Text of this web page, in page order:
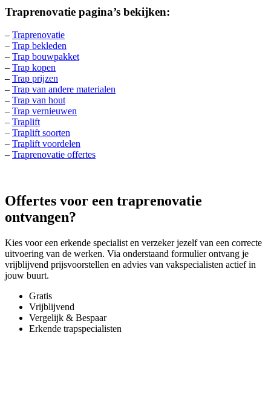
Traprenovatie pagina’s bekijken:
– Traprenovatie
– Trap bekleden
– Trap bouwpakket
– Trap kopen
– Trap prijzen
– Trap van andere materialen
– Trap van hout
– Trap vernieuwen
– Traplift
– Traplift soorten
– Traplift voordelen
– Traprenovatie offertes
Offertes voor een traprenovatie
ontvangen?
Kies voor een erkende specialist en verzeker jezelf van een correcte
uitvoering van de werken. Via onderstaand formulier ontvang je
vrijblijvend prijsvoorstellen en advies van vakspecialisten actief in
jouw buurt.
Gratis
Vrijblijvend
Vergelijk & Bespaar
Erkende trapspecialisten